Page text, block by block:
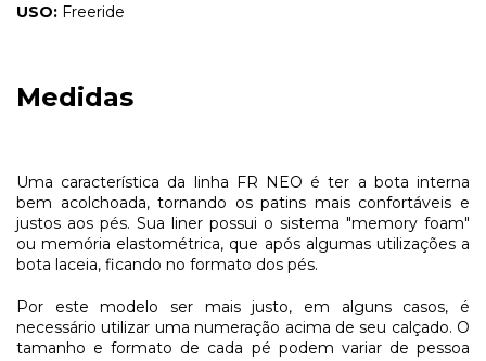
USO: Freeride
Medidas
Uma característica da linha FR NEO é ter a bota interna
bem acolchoada, tornando os patins mais confortáveis e
justos aos pés. Sua liner possui o sistema "memory foam"
ou memória elastométrica, que após algumas utilizações a
bota laceia, ficando no formato dos pés.
Por este modelo ser mais justo, em alguns casos, é
necessário utilizar uma numeração acima de seu calçado. O
tamanho e formato de cada pé podem variar de pessoa